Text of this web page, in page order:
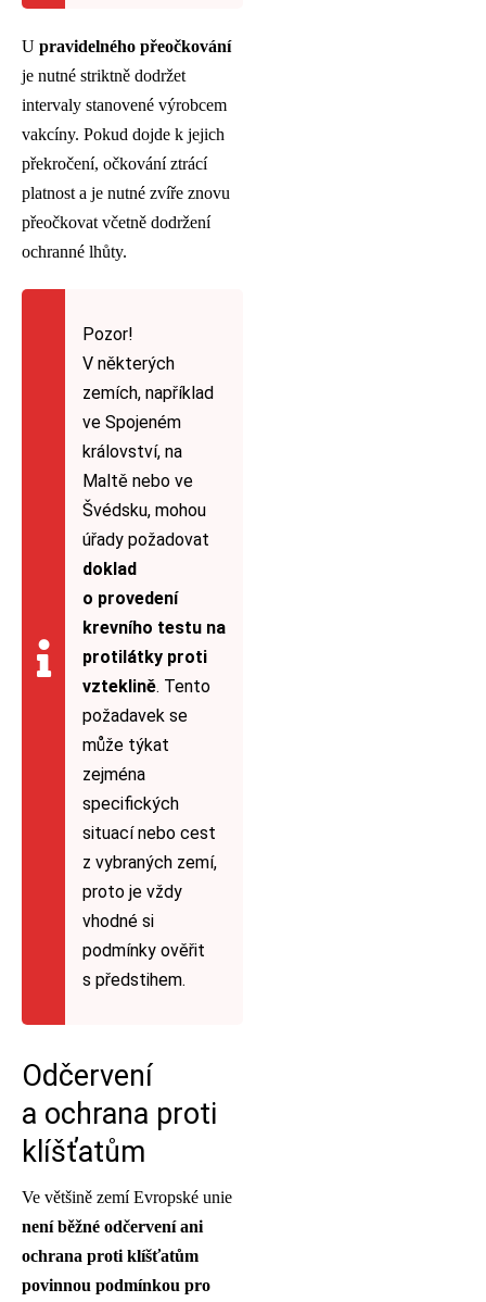
U pravidelného přeočkování
je nutné striktně dodržet
intervaly stanovené výrobcem
vakcíny. Pokud dojde k jejich
překročení, očkování ztrácí
platnost a je nutné zvíře znovu
přeočkovat včetně dodržení
ochranné lhůty.
Pozor!
V některých
zemích, například
ve Spojeném
království, na
Maltě nebo ve
Švédsku, mohou
úřady požadovat
doklad
o provedení
krevního testu na
protilátky proti
vzteklině. Tento
požadavek se
může týkat
zejména
specifických
situací nebo cest
z vybraných zemí,
proto je vždy
vhodné si
podmínky ověřit
s předstihem.
Odčervení
a ochrana proti
klíšťatům
Ve většině zemí Evropské unie
není běžné odčervení ani
ochrana proti klíšťatům
povinnou podmínkou pro